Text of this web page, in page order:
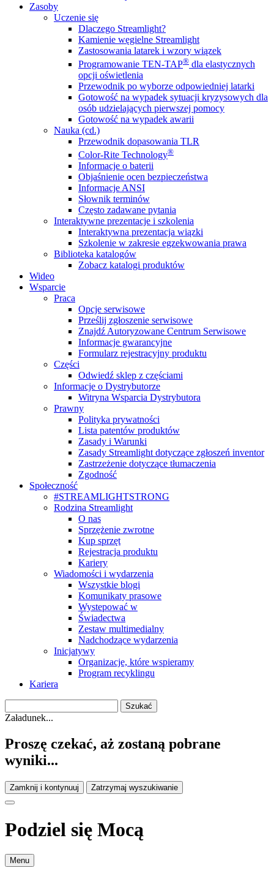
Zasoby
Uczenie się
Dlaczego Streamlight?
Kamienie węgielne Streamlight
Zastosowania latarek i wzory wiązek
Programowanie TEN-TAP® dla elastycznych
opcji oświetlenia
Przewodnik po wyborze odpowiedniej latarki
Gotowość na wypadek sytuacji kryzysowych dla
osób udzielających pierwszej pomocy
Gotowość na wypadek awarii
Nauka (cd.)
Przewodnik dopasowania TLR
Color-Rite Technology®
Informacje o baterii
Objaśnienie ocen bezpieczeństwa
Informacje ANSI
Słownik terminów
Często zadawane pytania
Interaktywne prezentacje i szkolenia
Interaktywna prezentacja wiązki
Szkolenie w zakresie egzekwowania prawa
Biblioteka katalogów
Zobacz katalogi produktów
Wideo
Wsparcie
Praca
Opcje serwisowe
Prześlij zgłoszenie serwisowe
Znajdź Autoryzowane Centrum Serwisowe
Informacje gwarancyjne
Formularz rejestracyjny produktu
Części
Odwiedź sklep z częściami
Informacje o Dystrybutorze
Witryna Wsparcia Dystrybutora
Prawny
Polityka prywatności
Lista patentów produktów
Zasady i Warunki
Zasady Streamlight dotyczące zgłoszeń inventor
Zastrzeżenie dotyczące tłumaczenia
Zgodność
Społeczność
#STREAMLIGHTSTRONG
Rodzina Streamlight
O nas
Sprzężenie zwrotne
Kup sprzęt
Rejestracja produktu
Kariery
Wiadomości i wydarzenia
Wszystkie blogi
Komunikaty prasowe
Wystepować w
Świadectwa
Zestaw multimedialny
Nadchodzące wydarzenia
Inicjatywy
Organizacje, które wspieramy
Program recyklingu
Kariera
Załadunek...
Proszę czekać, aż zostaną pobrane
wyniki...
Zamknij i kontynuuj Zatrzymaj wyszukiwanie
Podziel się Mocą
Menu